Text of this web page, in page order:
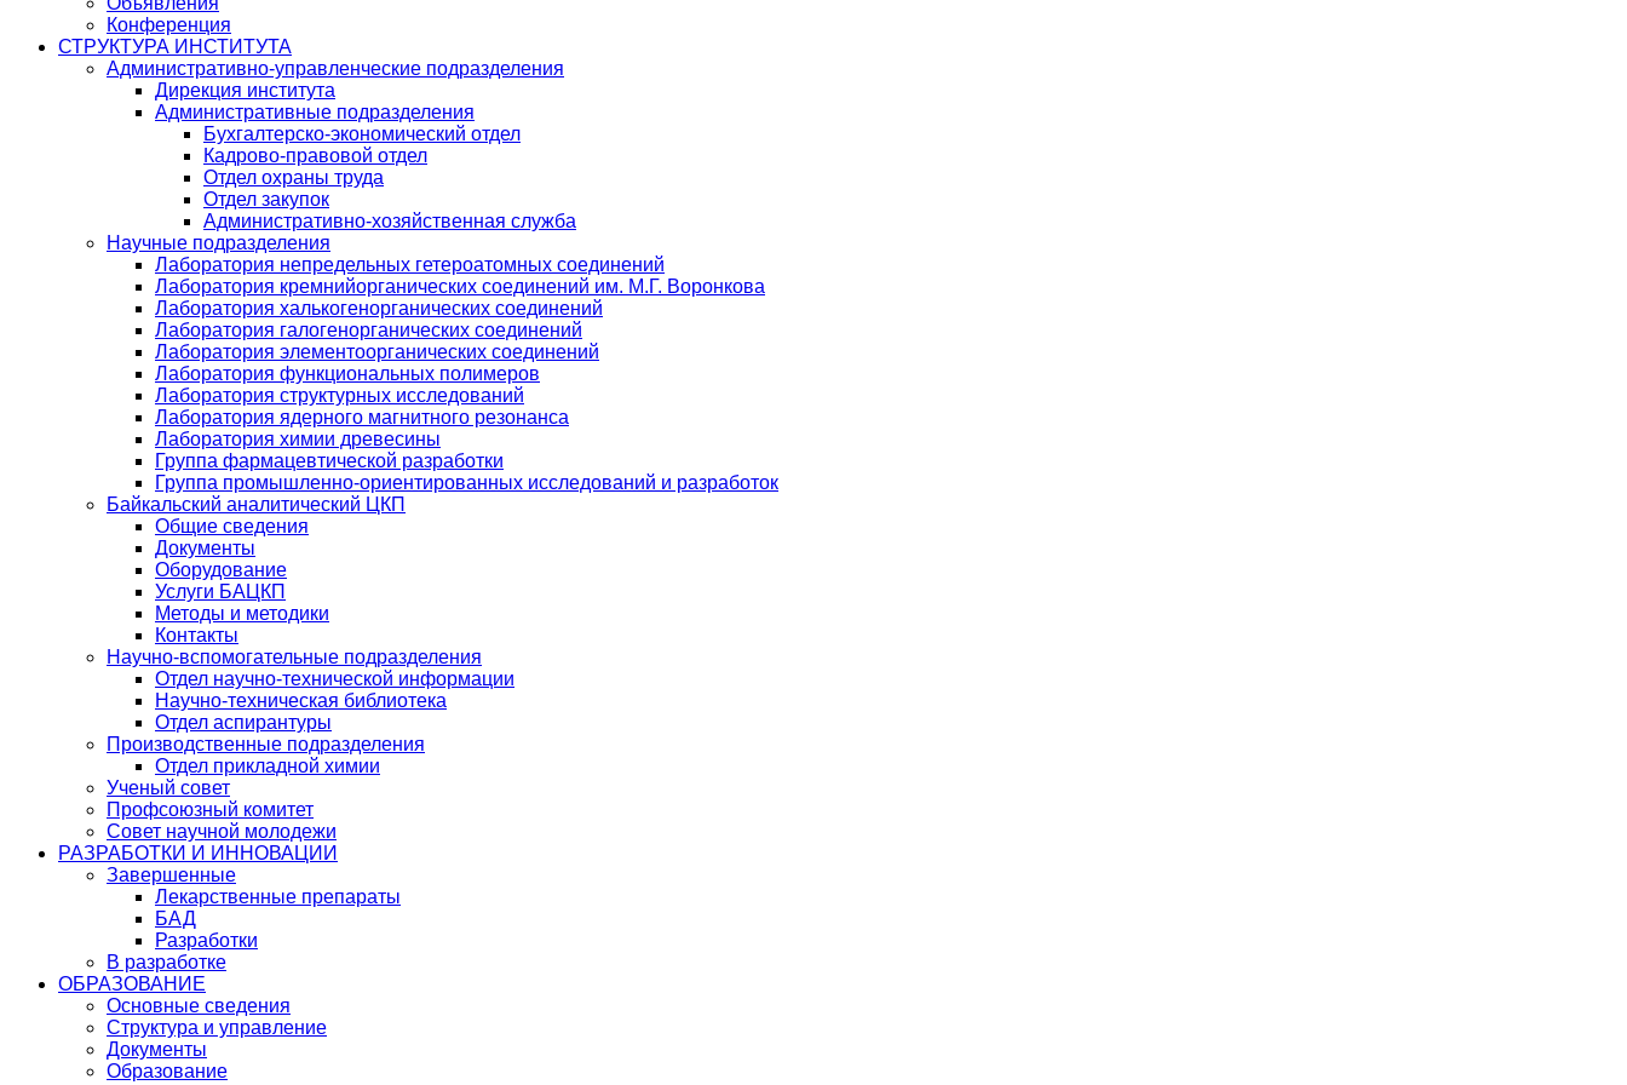
Конференция
СТРУКТУРА ИНСТИТУТА
Административно-управленческие подразделения
Дирекция института
Административные подразделения
Бухгалтерско-экономический отдел
Кадрово-правовой отдел
Отдел охраны труда
Отдел закупок
Административно-хозяйственная служба
Научные подразделения
Лаборатория непредельных гетероатомных соединений
Лаборатория кремнийорганических соединений им. М.Г. Воронкова
Лаборатория халькогенорганических соединений
Лаборатория галогенорганических соединений
Лаборатория элементоорганических соединений
Лаборатория функциональных полимеров
Лаборатория структурных исследований
Лаборатория ядерного магнитного резонанса
Лаборатория химии древесины
Группа фармацевтической разработки
Группа промышленно-ориентированных исследований и разработок
Байкальский аналитический ЦКП
Общие сведения
Документы
Оборудование
Услуги БАЦКП
Методы и методики
Контакты
Научно-вспомогательные подразделения
Отдел научно-технической информации
Научно-техническая библиотека
Отдел аспирантуры
Производственные подразделения
Отдел прикладной химии
Ученый совет
Профсоюзный комитет
Совет научной молодежи
РАЗРАБОТКИ И ИННОВАЦИИ
Завершенные
Лекарственные препараты
БАД
Разработки
В разработке
ОБРАЗОВАНИЕ
Основные сведения
Структура и управление
Документы
Образование